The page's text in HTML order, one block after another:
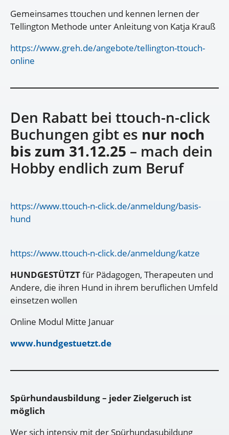
Gemeinsames ttouchen und kennen lernen der
Tellington Methode unter Anleitung von Katja Krauß
https://www.greh.de/angebote/tellington-ttouch-
online
Den Rabatt bei ttouch-n-click
Buchungen gibt es nur noch
bis zum 31.12.25 – mach dein
Hobby endlich zum Beruf
https://www.ttouch-n-click.de/anmeldung/basis-
hund
https://www.ttouch-n-click.de/anmeldung/katze
HUNDGESTÜTZTfür Pädagogen, Therapeuten und
Andere, die ihren Hund in ihrem beruflichen Umfeld
einsetzen wollen
Online Modul Mitte Januar
www.hundgestuetzt.de
Spürhundausbildung – jeder Zielgeruch ist
möglich
Wer sich intensiv mit der Spürhundasubildung